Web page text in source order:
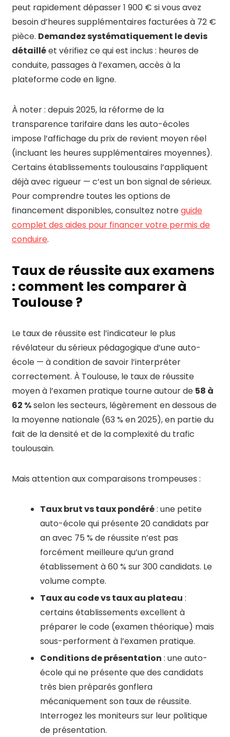
peut rapidement dépasser 1 900 € si vous avez
besoin d’heures supplémentaires facturées à 72 €
pièce. Demandez systématiquement le devis
détailléet vérifiez ce qui est inclus : heures de
conduite, passages à l’examen, accès à la
plateforme code en ligne.
À noter : depuis 2025, la réforme de la
transparence tarifaire dans les auto-écoles
impose l’affichage du prix de revient moyen réel
(incluant les heures supplémentaires moyennes).
Certains établissements toulousains l’appliquent
déjà avec rigueur — c’est un bon signal de sérieux.
Pour comprendre toutes les options de
financement disponibles, consultez notreguide
complet des aides pour financer votre permis de
conduire.
Taux de réussite aux examens
: comment les comparer à
Toulouse ?
Le taux de réussite est l’indicateur le plus
révélateur du sérieux pédagogique d’une auto-
école — à condition de savoir l’interpréter
correctement. À Toulouse, le taux de réussite
moyen à l’examen pratique tourne autour de 58 à
62 %selon les secteurs, légèrement en dessous de
la moyenne nationale (63 % en 2025), en partie du
fait de la densité et de la complexité du trafic
toulousain.
Mais attention aux comparaisons trompeuses :
Taux brut vs taux pondéré: une petite
auto-école qui présente 20 candidats par
an avec 75 % de réussite n’est pas
forcément meilleure qu’un grand
établissement à 60 % sur 300 candidats. Le
volume compte.
Taux au code vs taux au plateau :
certains établissements excellent à
préparer le code (examen théorique) mais
sous-performent à l’examen pratique.
Conditions de présentation : une auto-
école qui ne présente que des candidats
très bien préparés gonflera
mécaniquement son taux de réussite.
Interrogez les moniteurs sur leur politique
de présentation.